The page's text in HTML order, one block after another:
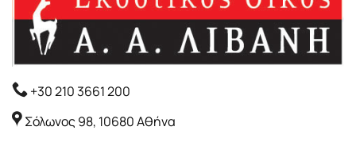
+30 210 3661 200
Σόλωνος 98, 10680 Αθήνα